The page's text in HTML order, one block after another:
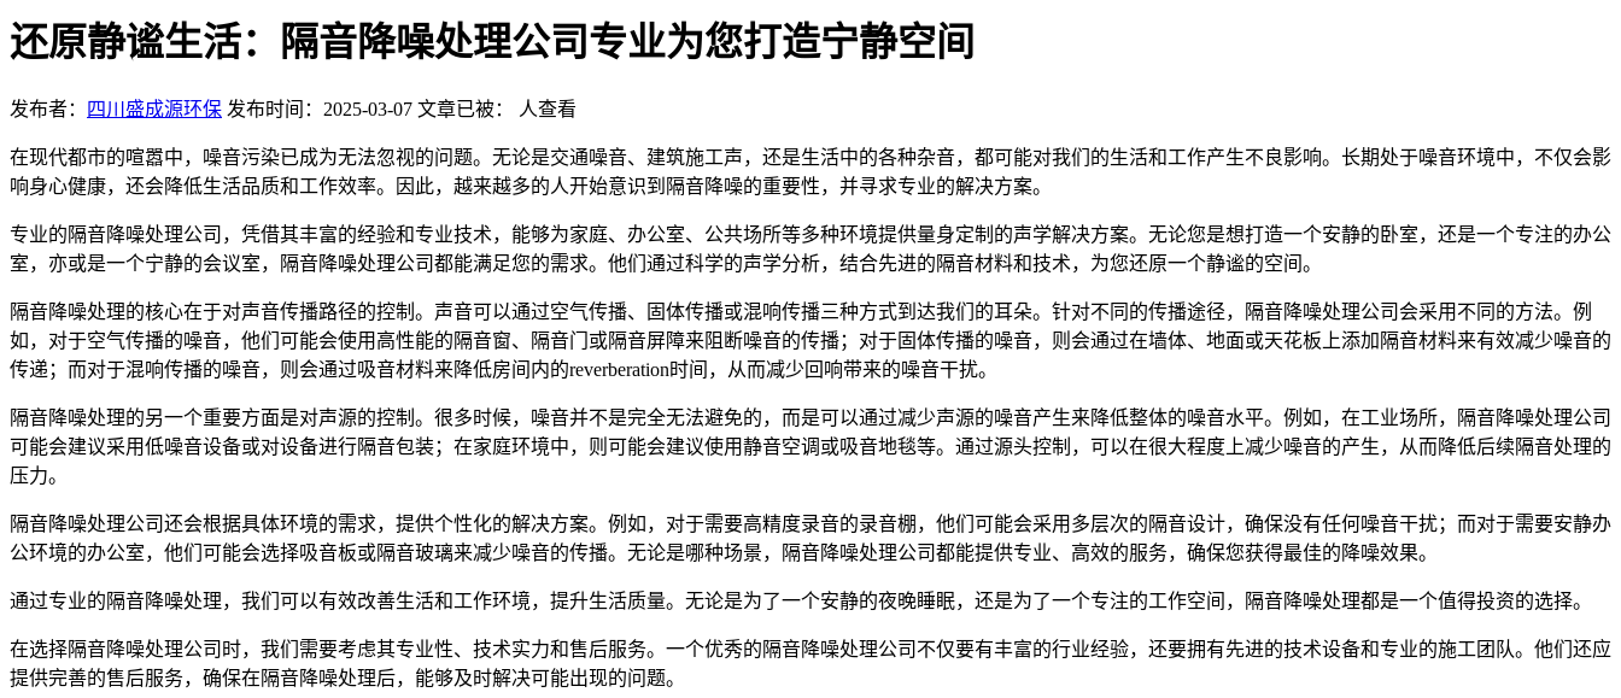
还原静谧生活：隔音降噪处理公司专业为您打造宁静空间
发布者： 四川盛成源环保 发布时间：2025-03-07 文章已被： 人查看
在现代都市的喧嚣中，噪音污染已成为无法忽视的问题。无论是交通噪音、建筑施工声，还是生活中的各种杂音，都可能对我们的生活和工作产生不良影响。长期处于噪音环境中，不仅会影
响身心健康，还会降低生活品质和工作效率。因此，越来越多的人开始意识到隔音降噪的重要性，并寻求专业的解决方案。
专业的隔音降噪处理公司，凭借其丰富的经验和专业技术，能够为家庭、办公室、公共场所等多种环境提供量身定制的声学解决方案。无论您是想打造一个安静的卧室，还是一个专注的办公
室，亦或是一个宁静的会议室，隔音降噪处理公司都能满足您的需求。他们通过科学的声学分析，结合先进的隔音材料和技术，为您还原一个静谧的空间。
隔音降噪处理的核心在于对声音传播路径的控制。声音可以通过空气传播、固体传播或混响传播三种方式到达我们的耳朵。针对不同的传播途径，隔音降噪处理公司会采用不同的方法。例
如，对于空气传播的噪音，他们可能会使用高性能的隔音窗、隔音门或隔音屏障来阻断噪音的传播；对于固体传播的噪音，则会通过在墙体、地面或天花板上添加隔音材料来有效减少噪音的
传递；而对于混响传播的噪音，则会通过吸音材料来降低房间内的reverberation时间，从而减少回响带来的噪音干扰。
隔音降噪处理的另一个重要方面是对声源的控制。很多时候，噪音并不是完全无法避免的，而是可以通过减少声源的噪音产生来降低整体的噪音水平。例如，在工业场所，隔音降噪处理公司
可能会建议采用低噪音设备或对设备进行隔音包装；在家庭环境中，则可能会建议使用静音空调或吸音地毯等。通过源头控制，可以在很大程度上减少噪音的产生，从而降低后续隔音处理的
压力。
隔音降噪处理公司还会根据具体环境的需求，提供个性化的解决方案。例如，对于需要高精度录音的录音棚，他们可能会采用多层次的隔音设计，确保没有任何噪音干扰；而对于需要安静办
公环境的办公室，他们可能会选择吸音板或隔音玻璃来减少噪音的传播。无论是哪种场景，隔音降噪处理公司都能提供专业、高效的服务，确保您获得最佳的降噪效果。
通过专业的隔音降噪处理，我们可以有效改善生活和工作环境，提升生活质量。无论是为了一个安静的夜晚睡眠，还是为了一个专注的工作空间，隔音降噪处理都是一个值得投资的选择。
在选择隔音降噪处理公司时，我们需要考虑其专业性、技术实力和售后服务。一个优秀的隔音降噪处理公司不仅要有丰富的行业经验，还要拥有先进的技术设备和专业的施工团队。他们还应
提供完善的售后服务，确保在隔音降噪处理后，能够及时解决可能出现的问题。